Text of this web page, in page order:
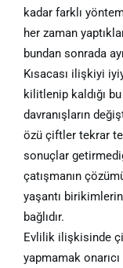
kadar farklı
her zaman
bundan sonrada
Kısacası ilişkiyi
kilitlenip kaldığı
davranışların
özü çiftler tekrar
sonuçlar
çatışmanın
yaşantı
bağlıdır.
Evlilik ilişkisinde
yapmamak